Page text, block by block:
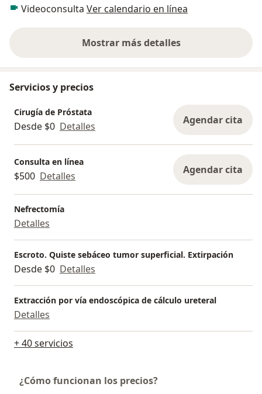
Videoconsulta Ver calendario en línea
Mostrar más detalles
sobre la experiencia
Servicios y precios
Cirugía de Próstata
Desde $0 Detalles Agendar cita
Consulta en línea
$500 Detalles Agendar cita
Nefrectomía
Detalles
Escroto. Quiste sebáceo tumor superficial. Extirpación
Desde $0 Detalles
Extracción por vía endoscópica de cálculo ureteral
Detalles
+ 40 servicios
¿Cómo funcionan los precios?